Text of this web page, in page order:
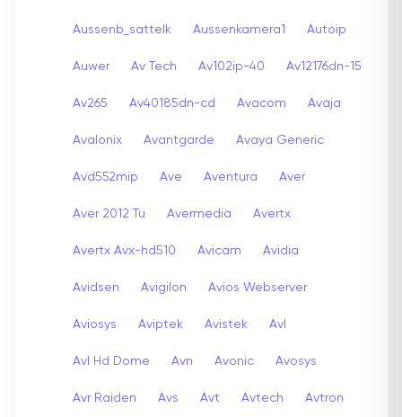
Aussenb_sattelk Aussenkamera1 Autoip
Auwer Av Tech Av102ip-40 Av12176dn-15
Av265 Av40185dn-cd Avacom Avaja
Avalonix Avantgarde Avaya Generic
Avd552mip Ave Aventura Aver
Aver 2012 Tu Avermedia Avertx
Avertx Avx-hd510 Avicam Avidia
Avidsen Avigilon Avios Webserver
Aviosys Aviptek Avistek Avl
Avl Hd Dome Avn Avonic Avosys
Avr Raiden Avs Avt Avtech Avtron